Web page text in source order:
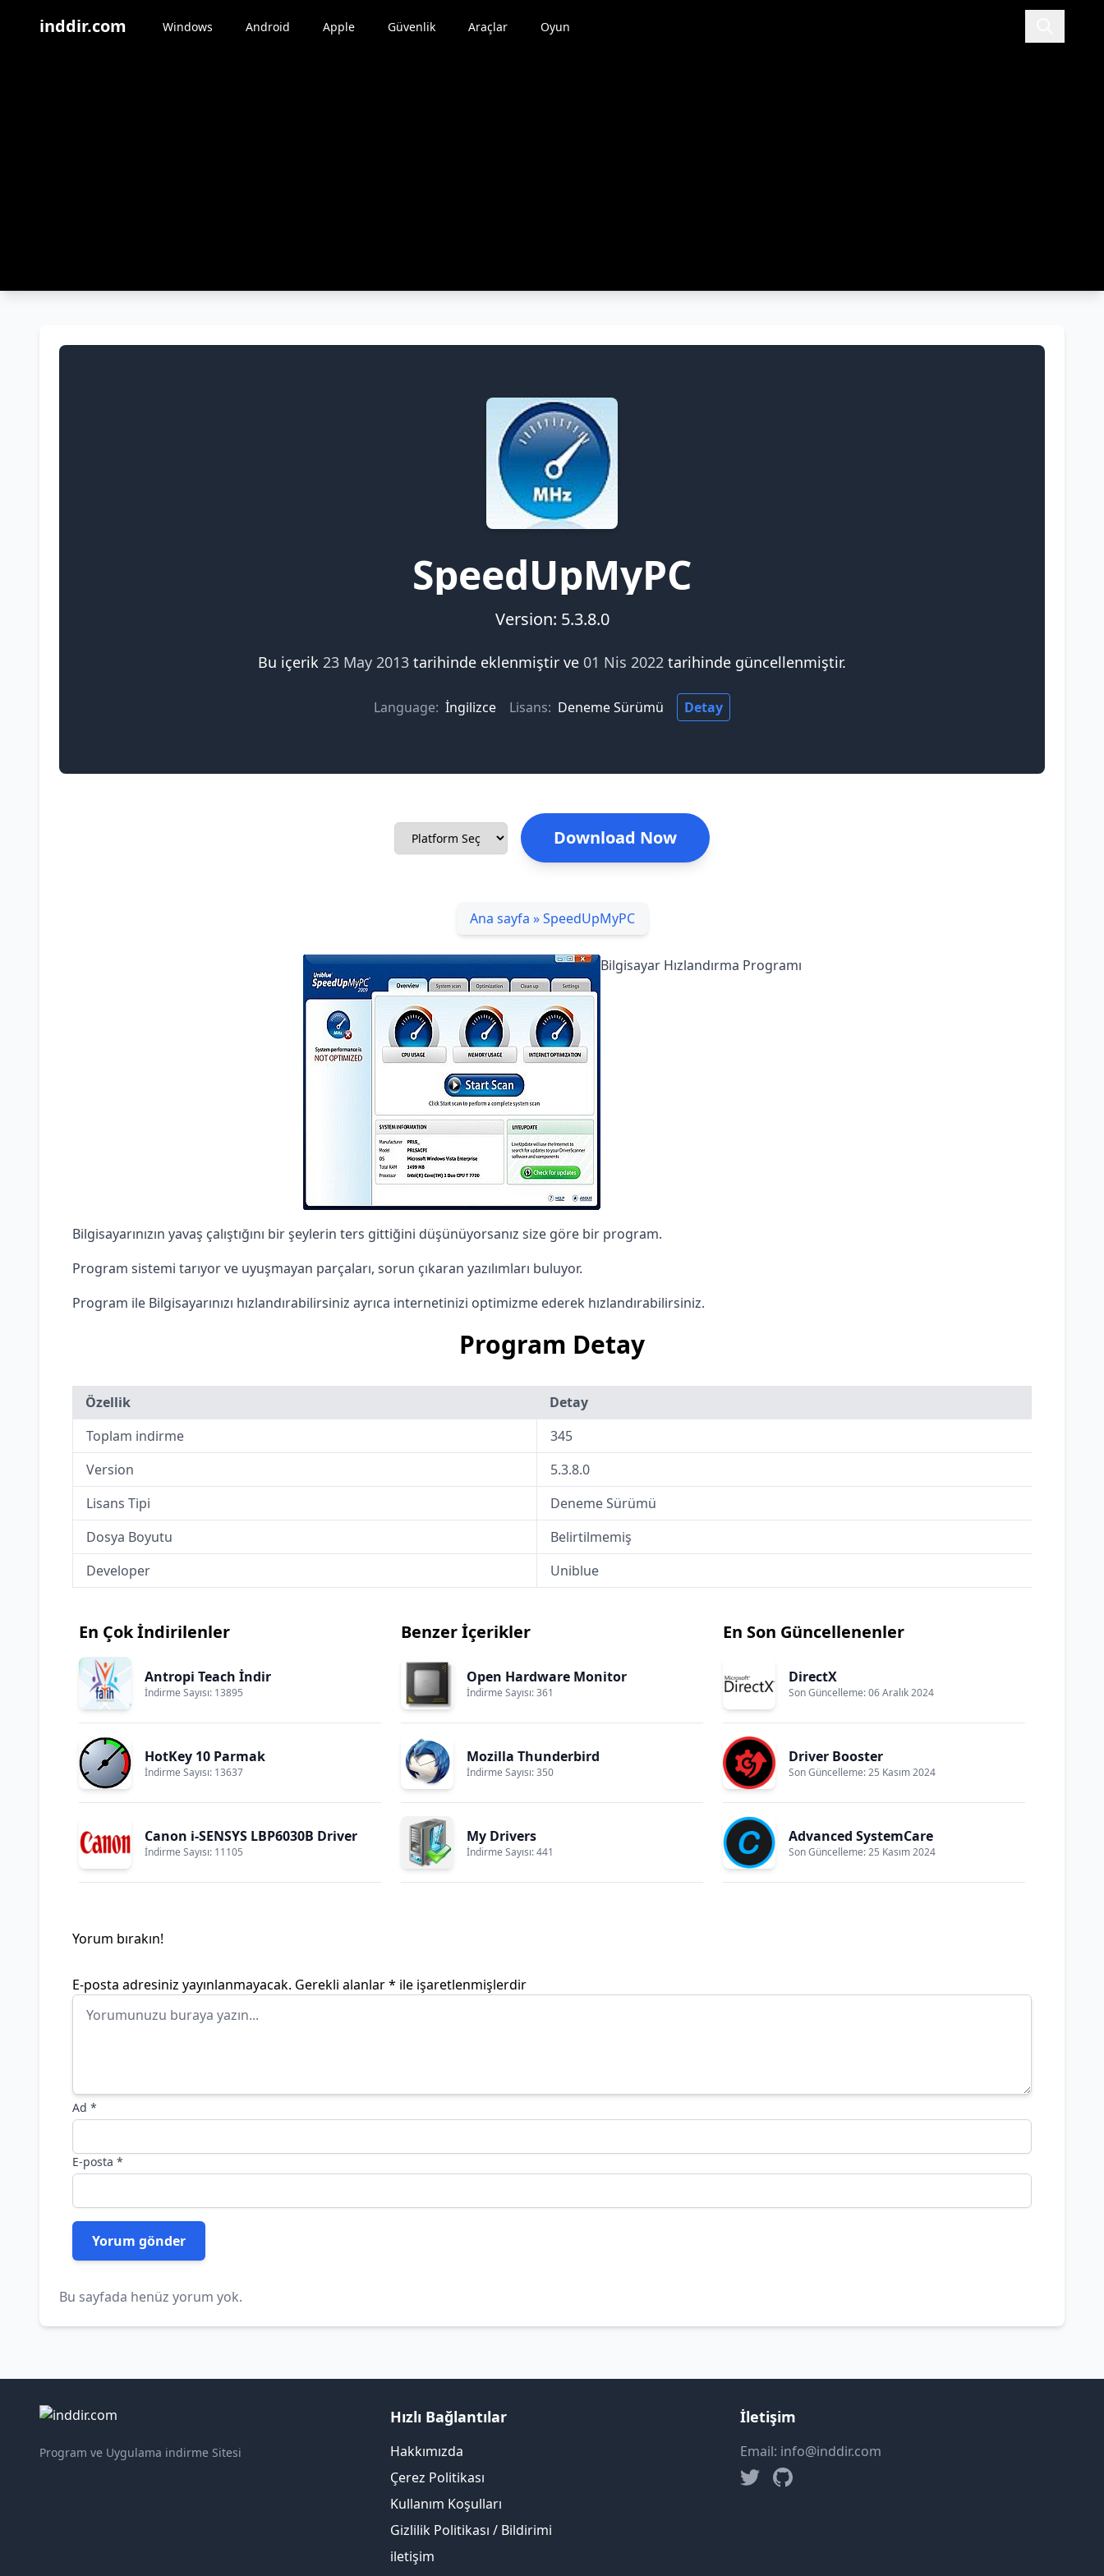
inddir.com Windows Android Apple Güvenlik Araçlar Oyun
SpeedUpMyPC
Version: 5.3.8.0
Bu içerik 23 May 2013 tarihinde eklenmiştir ve 01 Nis 2022 tarihinde güncellenmiştir.
Language: İngilizce Lisans: Deneme Sürümü Detay
Download Now
Ana sayfa »SpeedUpMyPC
Bilgisayar Hızlandırma Programı
Bilgisayarınızın yavaş çalıştığını bir şeylerin ters gittiğini düşünüyorsanız size göre bir program.
Program sistemi tarıyor ve uyuşmayan parçaları, sorun çıkaran yazılımları buluyor.
Program ile Bilgisayarınızı hızlandırabilirsiniz ayrıca internetinizi optimizme ederek hızlandırabilirsiniz.
Program Detay
Özellik
Detay
Toplam indirme
345
Version
5.3.8.0
Lisans Tipi
Deneme Sürümü
Dosya Boyutu
Belirtilmemiş
Developer
Uniblue
En Çok İndirilenler
Antropi Teach İndir
İndirme Sayısı: 13895
HotKey 10 Parmak
İndirme Sayısı: 13637
Canon i-SENSYS LBP6030B Driver
İndirme Sayısı: 11105
Benzer İçerikler
Open Hardware Monitor
İndirme Sayısı: 361
Mozilla Thunderbird
İndirme Sayısı: 350
My Drivers
İndirme Sayısı: 441
En Son Güncellenenler
DirectX
Son Güncelleme: 06 Aralık 2024
Driver Booster
Son Güncelleme: 25 Kasım 2024
Advanced SystemCare
Son Güncelleme: 25 Kasım 2024
Yorum bırakın!
E-posta adresiniz yayınlanmayacak. Gerekli alanlar* ile işaretlenmişlerdir
Ad *
E-posta *
Bu sayfada henüz yorum yok.
Program ve Uygulama indirme Sitesi
Hızlı Bağlantılar
Hakkımızda
Çerez Politikası
Kullanım Koşulları
Gizlilik Politikası / Bildirimi
iletişim
İletişim
Email: info@inddir.com